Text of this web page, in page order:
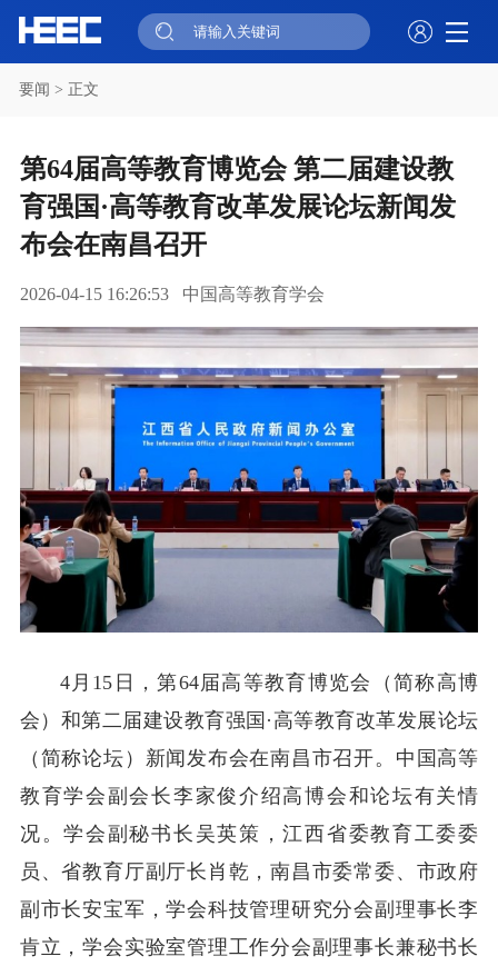
要闻 > 正文
第64届高等教育博览会 第二届建设教
育强国·高等教育改革发展论坛新闻发
布会在南昌召开
2026-04-15 16:26:53 中国高等教育学会
4月15日，第64届高等教育博览会（简称高博
会）和第二届建设教育强国·高等教育改革发展论坛
（简称论坛）新闻发布会在南昌市召开。中国高等
教育学会副会长李家俊介绍高博会和论坛有关情
况。学会副秘书长吴英策，江西省委教育工委委
员、省教育厅副厅长肖乾，南昌市委常委、市政府
副市长安宝军，学会科技管理研究分会副理事长李
肯立，学会实验室管理工作分会副理事长兼秘书长